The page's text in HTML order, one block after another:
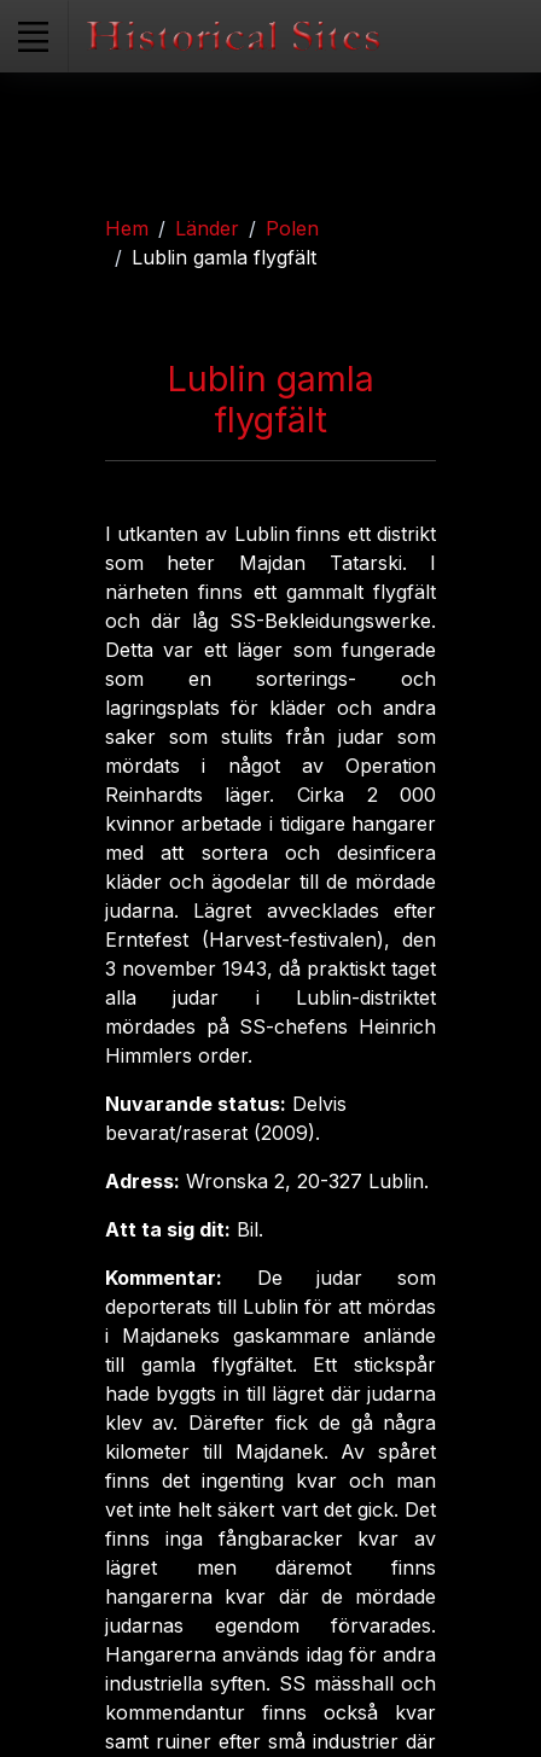
Hem Länder
Polen
Lublin gamla flygfält
Lublin gamla
flygfält
I utkanten av Lublin finns ett distrikt
som heter Majdan Tatarski. I
närheten finns ett gammalt flygfält
och där låg SS-Bekleidungswerke.
Detta var ett läger som fungerade
som en sorterings- och
lagringsplats för kläder och andra
saker som stulits från judar som
mördats i något av Operation
Reinhardts läger. Cirka 2 000
kvinnor arbetade i tidigare hangarer
med att sortera och desinficera
kläder och ägodelar till de mördade
judarna. Lägret avvecklades efter
Erntefest (Harvest-festivalen), den
3 november 1943, då praktiskt taget
alla judar i Lublin-distriktet
mördades på SS-chefens Heinrich
Himmlers order.
Nuvarande status: Delvis
bevarat/raserat (2009).
Adress: Wronska 2, 20-327 Lublin.
Att ta sig dit: Bil.
Kommentar:
De judar som
deporterats till Lublin för att mördas
i Majdaneks gaskammare anlände
till gamla flygfältet. Ett stickspår
hade byggts in till lägret där judarna
klev av. Därefter fick de gå några
kilometer till Majdanek. Av spåret
finns det ingenting kvar och man
vet inte helt säkert vart det gick. Det
finns inga fångbaracker kvar av
lägret men däremot finns
hangarerna kvar där de mördade
judarnas egendom förvarades.
Hangarerna används idag för andra
industriella syften. SS mässhall och
kommendantur finns också kvar
samt ruiner efter små industrier där